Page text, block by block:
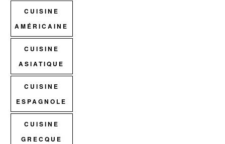
CUISINE
AMÉRICAINE
CUISINE
ASIATIQUE
CUISINE
ESPAGNOLE
CUISINE
GRECQUE